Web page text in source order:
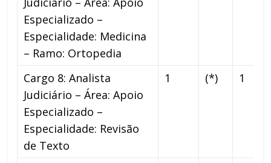
Especializado –
Especialidade: Medicina
– Ramo: Ortopedia
Cargo 8: Analista
Judiciário – Área: Apoio
Especializado –
Especialidade: Revisão
de Texto
1 (*) 1